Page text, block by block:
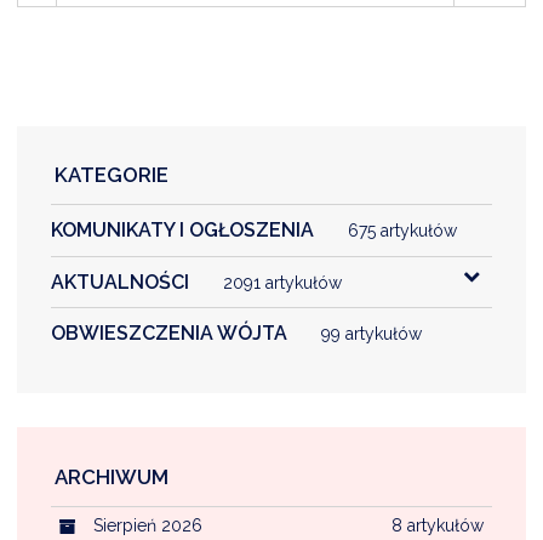
EWIDENCJA EMISYJNOŚCI BUDYNKÓW (CEEB)
KATEGORIE
KOMUNIKATY I OGŁOSZENIA 675 artykułów
AKTUALNOŚCI 2091 artykułów
OBWIESZCZENIA WÓJTA 99 artykułów
ARCHIWUM
8 artykułów
Sierpień 2026